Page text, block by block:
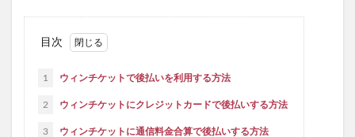
目次
1 ウィンチケットで後払いを利用する方法
2 ウィンチケットにクレジットカードで後払いする方法
3 ウィンチケットに通信料金合算で後払いする方法